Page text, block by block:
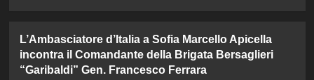
L’Ambasciatore d’Italia a Sofia Marcello Apicella
incontra il Comandante della Brigata Bersaglieri
“Garibaldi” Gen. Francesco Ferrara